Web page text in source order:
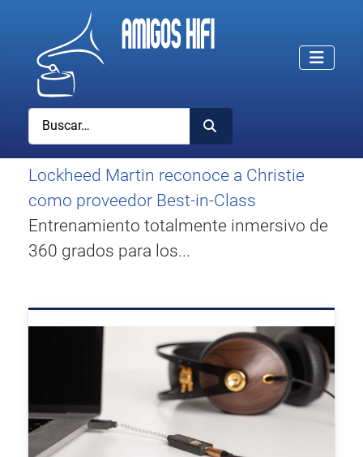
Buscar
Lockheed Martin reconoce a Christie
como proveedor Best-in-Class
Entrenamiento totalmente inmersivo de
360 grados para los...